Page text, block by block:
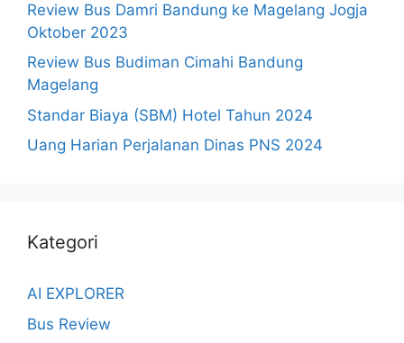
Review Bus Damri Bandung ke Magelang Jogja
Oktober 2023
Review Bus Budiman Cimahi Bandung
Magelang
Standar Biaya (SBM) Hotel Tahun 2024
Uang Harian Perjalanan Dinas PNS 2024
Kategori
AI EXPLORER
Bus Review